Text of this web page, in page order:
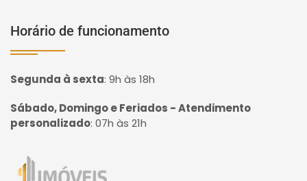
Horário de funcionamento
Segunda à sexta: 9h às 18h
Sábado, Domingo e Feriados - Atendimento
personalizado: 07h às 21h
Página inicial